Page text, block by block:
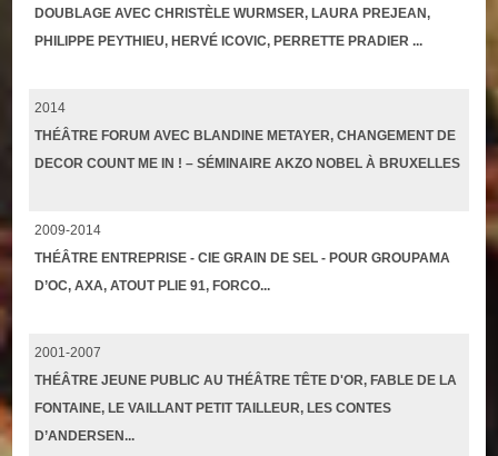
DOUBLAGE AVEC CHRISTÈLE WURMSER, LAURA PREJEAN,
PHILIPPE PEYTHIEU, HERVÉ ICOVIC, PERRETTE PRADIER ...
2014
THÉÂTRE FORUM AVEC BLANDINE METAYER, CHANGEMENT DE
DECOR COUNT ME IN ! – SÉMINAIRE AKZO NOBEL À BRUXELLES
2009-2014
THÉÂTRE ENTREPRISE - CIE GRAIN DE SEL - POUR GROUPAMA
D’OC, AXA, ATOUT PLIE 91, FORCO...
2001-2007
THÉÂTRE JEUNE PUBLIC AU THÉÂTRE TÊTE D'OR, FABLE DE LA
FONTAINE, LE VAILLANT PETIT TAILLEUR, LES CONTES
D’ANDERSEN...